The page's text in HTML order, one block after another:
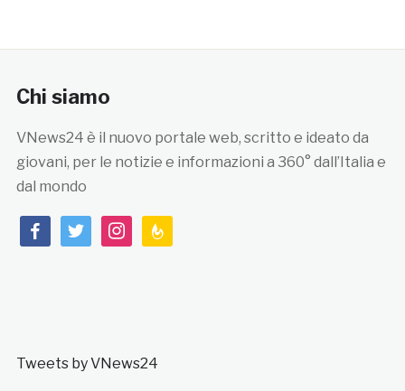
Chi siamo
VNews24 è il nuovo portale web, scritto e ideato da
giovani, per le notizie e informazioni a 360° dall’Italia e
dal mondo
facebooktwitterinstagramfeedburner
Tweets by VNews24